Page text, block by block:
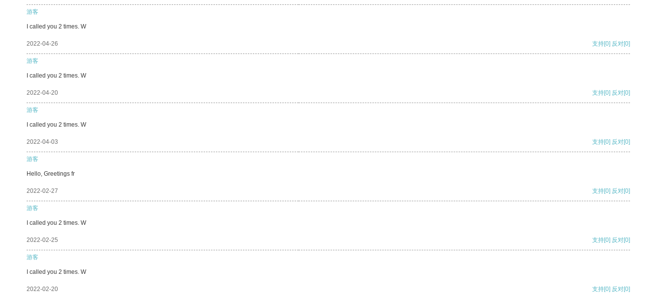
游客
I called you 2 times. W
2022-04-26 支持[0] 反对[0]
游客
I called you 2 times. W
2022-04-20 支持[0] 反对[0]
游客
I called you 2 times. W
2022-04-03 支持[0] 反对[0]
游客
Hello, Greetings fr
2022-02-27 支持[0] 反对[0]
游客
I called you 2 times. W
2022-02-25 支持[0] 反对[0]
游客
I called you 2 times. W
2022-02-20 支持[0] 反对[0]